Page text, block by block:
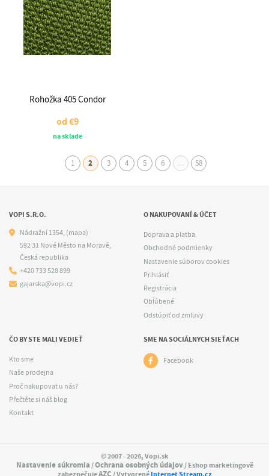
Rohožka 405 Condor
od€9
na sklade
1 2 3 4 5 6 … 58
VOPI S.R.O.
Nádražní 1354, (mapa)
592 31 Nové Město na Moravě,
Česká republika
+420 733 528 899
gajarska@vopi.cz
O NAKUPOVANÍ & ÚČET
Doprava a platba
Obchodné podmienky
Nastavenie súborov cookies
Prihlásiť
Registrácia
Obľúbené
Odstúpiť od zmluvy
ČO BY STE MALI VEDIEŤ
Kto sme
Naše prodejna
Proč nakupovat u nás?
Přečtěte si náš blog
Kontakt
SME NA SOCIÁLNYCH SIEŤACH
Facebook
© 2007 - 2026, Vopi.sk
Nastavenie súkromia/Ochrana osobných údajov/ Eshop marketingově
zabezpečujeAZC / VytvorenéInternet Stream.cz